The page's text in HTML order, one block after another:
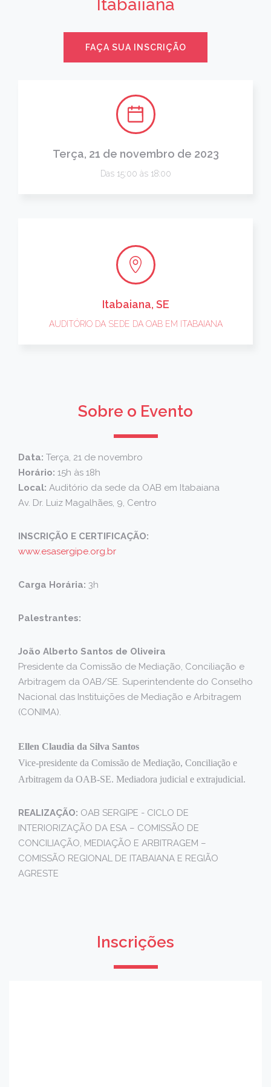
Itabaiiana
FAÇA SUA INSCRIÇÃO
Terça, 21 de novembro de 2023
Das 15:00 às 18:00
Itabaiana, SE
AUDITÓRIO DA SEDE DA OAB EM ITABAIANA
Sobre o Evento
Data: Terça, 21 de novembro
Horário: 15h às 18h
Local: Auditório da sede da OAB em Itabaiana
Av. Dr. Luiz Magalhães, 9, Centro
INSCRIÇÃO E CERTIFICAÇÃO:
www.esasergipe.org.br
Carga Horária: 3h
Palestrantes:
João Alberto Santos de Oliveira
Presidente da Comissão de Mediação, Conciliação e
Arbitragem da OAB/SE. Superintendente do Conselho
Nacional das Instituições de Mediação e Arbitragem
(CONIMA).
Ellen Claudia da Silva Santos
Vice-presidente da Comissão de Mediação, Conciliação e
Arbitragem da OAB-SE. Mediadora judicial e extrajudicial.
REALIZAÇÃO: OAB SERGIPE - CICLO DE
INTERIORIZAÇÃO DA ESA – COMISSÃO DE
CONCILIAÇÃO, MEDIAÇÃO E ARBITRAGEM –
COMISSÃO REGIONAL DE ITABAIANA E REGIÃO
AGRESTE
Inscrições